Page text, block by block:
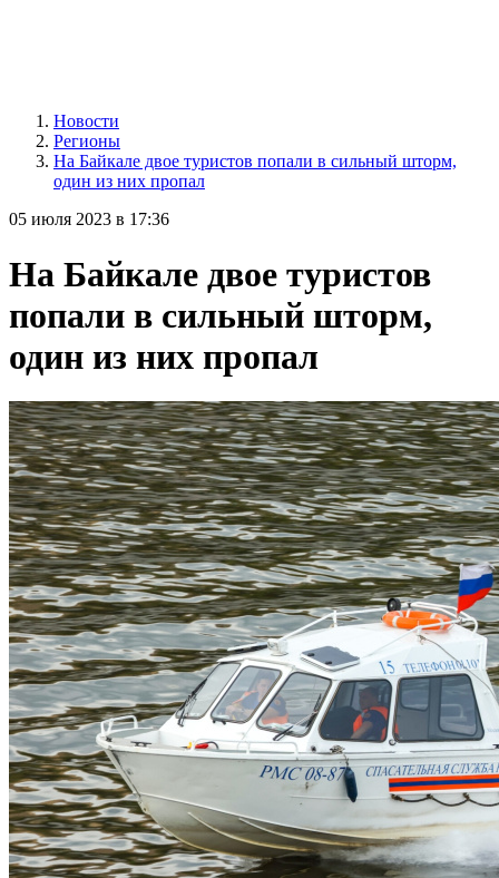
Новости
Регионы
На Байкале двое туристов попали в сильный шторм,
один из них пропал
05 июля 2023 в 17:36
На Байкале двое туристов
попали в сильный шторм,
один из них пропал